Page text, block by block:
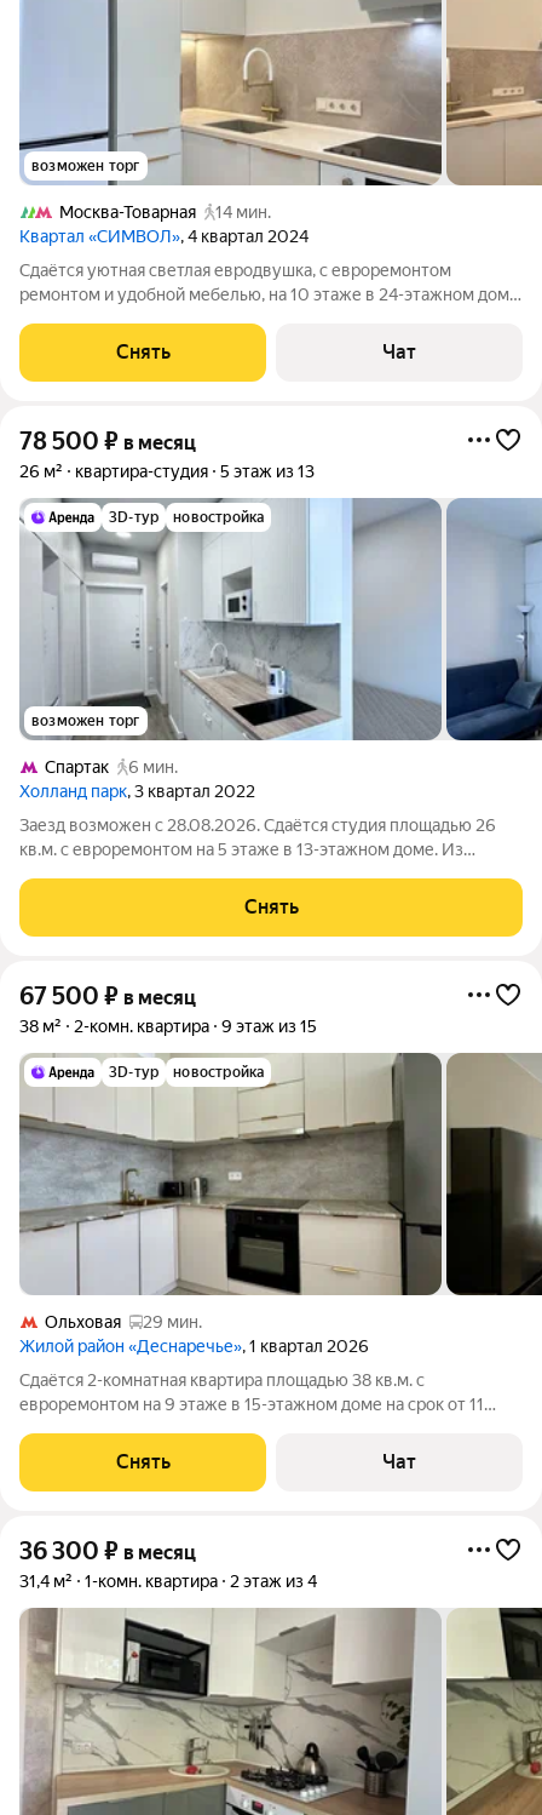
возможен торг
Москва-Товарная
14 мин.
Квартал «СИМВОЛ», 4 квартал 2024
Сдаётся уютная светлая евродвушка, с евроремонтом
ремонтом и удобной мебелью, на 10 этаже в 24-этажном доме
Стиральная машина Холодильник Посудомоечная машина
Кондиционер Плита Вытяжка Дом -
Снять Чат
78 500 ₽ в месяц
26 м² квартира-студия 5 этаж из 13
3D-тур новостройка
возможен торг
Спартак
6 мин.
Холланд парк, 3 квартал 2022
Заезд возможен с 28.08.2026. Сдаётся студия площадью 26
кв.м. с евроремонтом на 5 этаже в 13-этажном доме. Из
выходят на улицу. В подъезде 3
Снять
67 500 ₽ в месяц
38 м² 2-комн. квартира 9 этаж из 15
3D-тур новостройка
Ольховая
29 мин.
Жилой район «Деснаречье», 1 квартал 2026
Сдаётся 2-комнатная квартира площадью 38 кв.м. с
евроремонтом на 9 этаже в 15-этажном доме на срок от 11
Стиральная машина Холодильник Посудомоечная машина Дом
- монолитный, окна выходят во двор.
Снять Чат
36 300 ₽ в месяц
31,4 м² 1-комн. квартира 2 этаж из 4